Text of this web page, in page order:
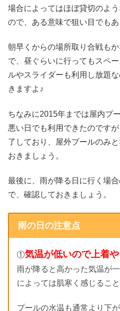
場合によってはほぼ貸切のよ
ので、ある意味で狙い目でもあ
朝早くからの場所取り合戦も
で、昼ぐらいに行ってもスペ
ルやスライダーも利用し放題
きますよ♪
ちなみに2015年までは屋内プ
悪い日でも利用できたのです
了しており、屋外プールのみ
おきましょう。
最後に、雨が降る日に行く場
で、確認しておきましょう。
雨の日の注意点
①気温が低いので上着
雨が降ると高かった気温が
によっては肌寒く感じること
プールの水温も通常より下